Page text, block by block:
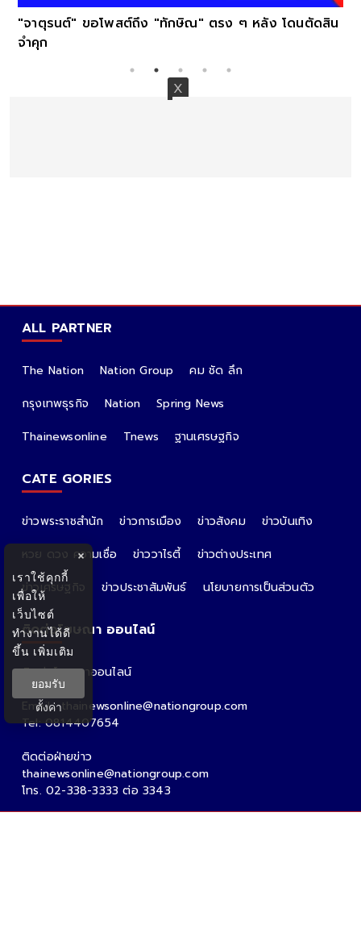
"จาตุรนต์" ขอโพสต์ถึง "ทักษิณ" ตรง ๆ หลัง โดนตัดสิน
จำคุก
ALL PARTNER
The Nation Nation Group
คม ชัด ลึก
กรุงเทพธุรกิจ
Nation
Spring News
Thainewsonline
Tnews ฐานเศรษฐกิจ
CATE GORIES
ข่าวพระราชสำนัก ข่าวการเมือง ข่าวสังคม
ข่าวบันเทิง
หวย ดวง ความเชื่อ
ข่าววาไรตี้
ข่าวต่างประเทศ
ข่าวเศรษฐกิจ
ข่าวประชาสัมพันธ์ นโยบายการเป็นส่วนตัว
ติดต่อโฆษณา ออนไลน์
ติดต่อโฆษณาออนไลน์
คุณอ้อ
Email : thainewsonline@nationgroup.com
Tel: 0814407654
ติดต่อฝ่ายข่าว
thainewsonline@nationgroup.com
โทร. 02-338-3333 ต่อ 3343
×
เราใช้คุกกี้
เพื่อให้
เว็บไซต์
ทำงานได้ดี
ขึ้น เพิ่มเติม
ยอมรับ
ตั้งค่า